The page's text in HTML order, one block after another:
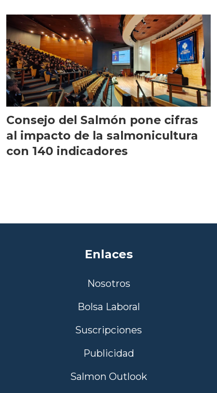
Consejo del Salmón pone cifras
al impacto de la salmonicultura
con 140 indicadores
Enlaces
Nosotros
Bolsa Laboral
Suscripciones
Publicidad
Salmon Outlook